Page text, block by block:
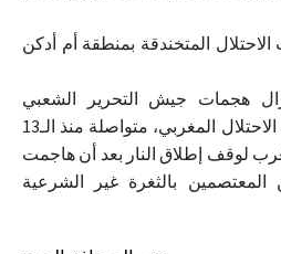
المتخندقة بمنطقة أم أدكن
هجمات جيش التحرير الشعبي
الصحراوي ضد مواقع قوات الاحتلال المغربي، متواصلة منذ الـ13
خرق المغرب لوقف إطلاق النار بعد أن هاجمت
المعتصمين بالثغرة غير الشرعية